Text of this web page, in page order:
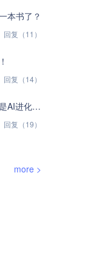
本书了？
回复（11）
回复（14）
人形机器人赛里木湖挑战骑射，这是AI进化里程碑还是营销大戏？
回复（19）
more >